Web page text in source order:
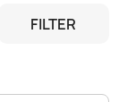
FILTER